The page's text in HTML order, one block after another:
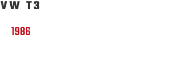
VW T3
1986